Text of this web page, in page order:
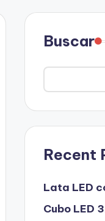
Buscar
Recent
Lata LED
Cubo LED